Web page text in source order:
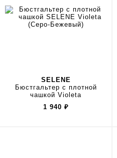
SELENE
Бюстгальтер с плотной
чашкой Violeta
1 940 ₽